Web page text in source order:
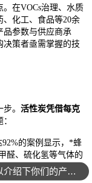
在VOCs治理、水质
、化工、食品等20余
品参数与供应商承
决策者亟需掌握的技
。 活性炭凭借每克
的案例显示，*蜂
醛、硫化氢等气体的
可以介绍下你们的产品么